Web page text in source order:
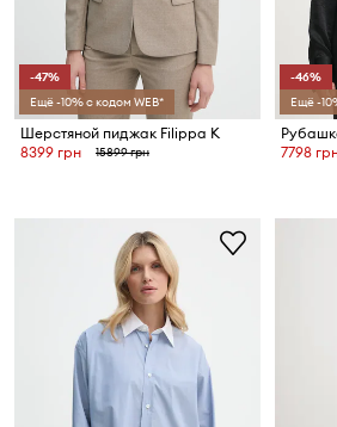
-47%
Ещё -10% с кодом WEB*
Шерстяной пиджак Filippa K
8399 грн
15899 грн
-46%
Ещё -
7798